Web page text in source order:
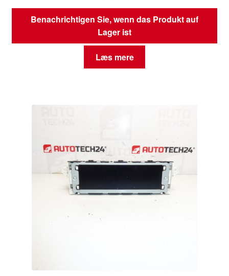
Benachrichtigen Sie, wenn das Produkt auf
Lager ist
Læs mere